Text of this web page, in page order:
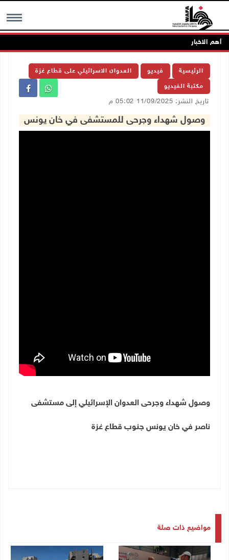
MENU أهم الاخبار
الرئيسية فيديو العدوان الاسرائيلي على قطاع غزة
مكتبة الفيديو
تاريخ النشر: 11/09/2025 05:02 م
وصول شهداء وجرحى للمستشفى في خان يونس
وصول شهداء وجرحى العدوان الإسرائيلي إلى مستشفى
ناصر في خان يونس جنوب قطاع غزة
مواضيع ذات صلة